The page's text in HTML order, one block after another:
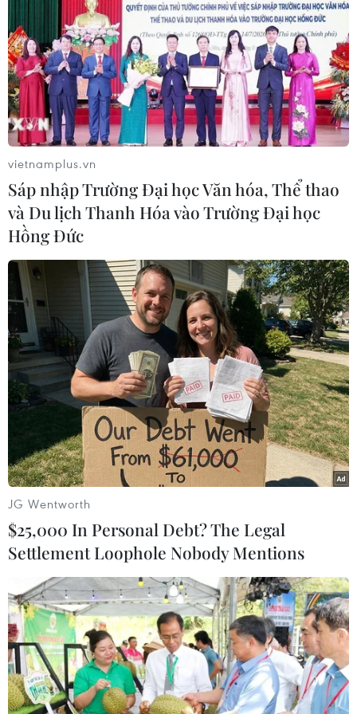
TIN LIÊN QUAN
AU hoan nghênh phán quyết của Tòa án
Công lý Quốc tế về xung đột ở Gaza
28/01/2024 04:47
Chủ tịch Ủy ban Liên minh châu Phi cho biết Israel cần
tuân thủ các nghĩa vụ theo Công ước Liên hợp quốc về
ngăn ngừa và trừng trị tội ác diệt chủng liên quan đến
người Palestine tại Dải Gaza.
vietnamplus.vn
Sáp nhập Trường Đại học Văn hóa, Thể thao
và Du lịch Thanh Hóa vào Trường Đại học
Hồng Đức
JG Wentworth
$25,000 In Personal Debt? The Legal
Settlement Loophole Nobody Mentions